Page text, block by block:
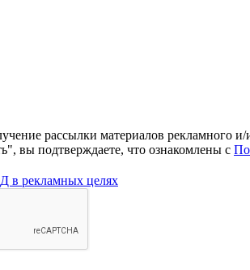
рассылки материалов рекламного
вы подтверждаете, что ознакомлены с
в рекламных целях